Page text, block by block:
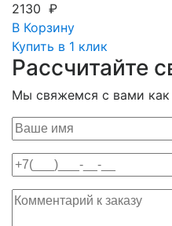
2130 ₽
В Корзину
Купить в 1 клик
Рассчитайте
Мы свяжемся с вами